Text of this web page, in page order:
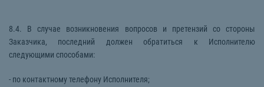
8.4. В случае возникновения вопросов и претензий со стороны
Заказчика, последний должен обратиться к Исполнителю
следующими способами:
- по контактному телефону Исполнителя;